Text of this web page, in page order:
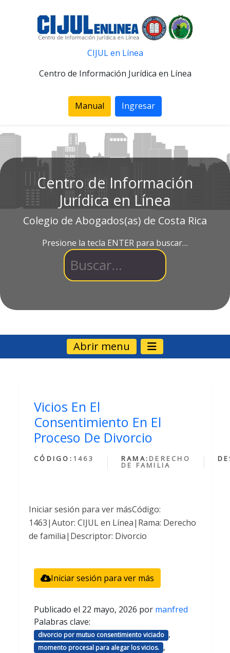
CIJUL en Línea
Centro de Información Jurídica en Línea
Manual Ingresar
Centro de Información
Jurídica en Línea
Colegio de Abogados(as) de Costa Rica
Presione la tecla ENTER para buscar…
Abrir menu
Vicios En El
Consentimiento En El
Proceso De Divorcio
CÓDIGO: 1463 RAMA: DERECHO
DE FAMILIA
Iniciar sesión para ver másCódigo:
1463|Autor: CIJUL en Línea|Rama: Derecho
de familia|Descriptor: Divorcio
Iniciar sesión para ver más
Publicado el 22 mayo, 2026 por manfred
Palabras clave:
divorcio por mutuo consentimiento viciado ,
momento procesal para alegar los vicios. ,